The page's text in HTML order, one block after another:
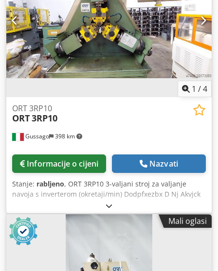
1 /4
Gussago 398 km
ORT 3RP10
ORT3RP10
Informacije o cijeni Nazvati
Stanje: rabljeno, ORT 3RP10 3-valjani stroj za valjanje
navoja s inverterom (okretaji/min) Dodpfxezbx D Nj Akvjck
Valjci za navojanje čahura za skele, zateznih šipki za
regale. Elektronička obnova / nadogradnja moguća. Stroj je
u našem skladištu u Gussagu BS, pod naponom, moguć
probni rad. Mimu alatni strojevi Italija. Valjanje navoja je
mehanički postupak bez odvajanja strugotina, može se
provoditi hladno ili toplo. Cilj je poboljšanje površinske
obrade (odnosno otpornosti na zamor) ili izrada navojâ
Mali oglasi